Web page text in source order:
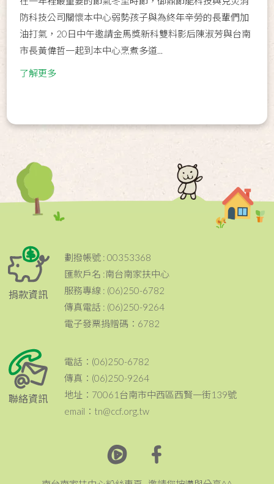
防科技公司關懷本中心弱勢孩子與為終年辛勞的長輩們加
油打氣，20日中午邀請金馬獎新科雙料影后陳淑芳與台南
市長黃偉哲一起到本中心烹煮多道...
了解更多
捐款資訊
劃撥帳號 : 00353368
匯款戶名 :南台南家扶中心
服務專線 : (06)250-6782
傳真電話 : (06)250-9264
電子發票捐贈碼：6782
聯絡資訊
電話：(06)250-6782
傳真：(06)250-9264
地址：70061台南市中西區西賢一街139號
email：tn@ccf.org.tw